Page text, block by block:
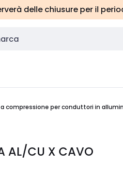
delle chiusure per il
compressione per conduttori in
AL/CU X CAVO